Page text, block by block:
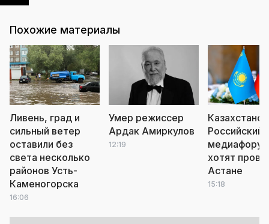
Похожие материалы
Ливень, град и
сильный ветер
оставили без
света несколько
районов Усть-
Каменогорска
16:06
Умер режиссер
Ардак Амиркулов
12:19
Российский
медиафорум
хотят
Астане
15:18